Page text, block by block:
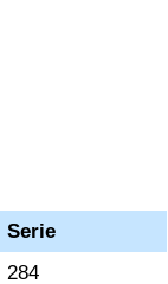
Serie
284